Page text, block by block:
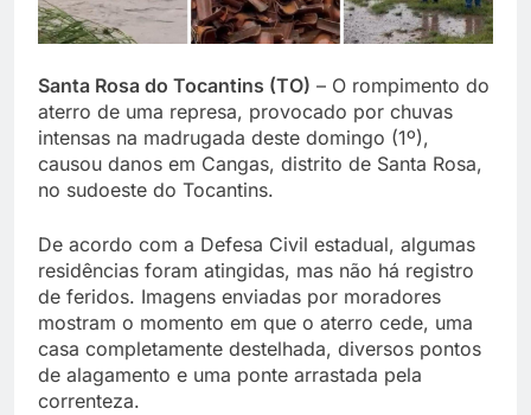
Santa Rosa do Tocantins (TO) – O rompimento do
aterro de uma represa, provocado por chuvas
intensas na madrugada deste domingo (1º),
causou danos em Cangas, distrito de Santa Rosa,
no sudoeste do Tocantins.
De acordo com a Defesa Civil estadual, algumas
residências foram atingidas, mas não há registro
de feridos. Imagens enviadas por moradores
mostram o momento em que o aterro cede, uma
casa completamente destelhada, diversos pontos
de alagamento e uma ponte arrastada pela
correnteza.